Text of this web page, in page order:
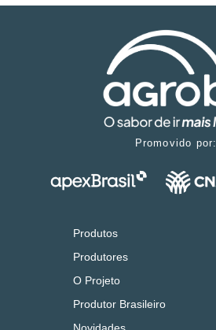
Promovido por:
Produtos
Produtores
O Projeto
Produtor Brasileiro